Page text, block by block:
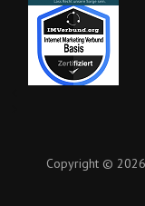
Copyright ©